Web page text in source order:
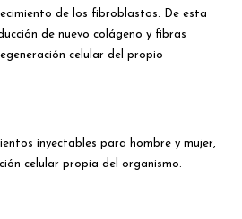
de los fibroblastos. De esta
de nuevo colágeno y fibras
celular del propio
inyectables para hombre y mujer,
celular propia del organismo.